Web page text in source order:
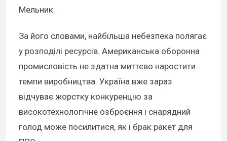
Мельник.
За його словами, найбільша небезпека полягає
у розподілі ресурсів. Американська оборонна
промисловість не здатна миттєво наростити
темпи виробництва. Україна вже зараз
відчуває жорстку конкуренцію за
високотехнологічне озброєння і снарядний
голод може посилитися, як і брак ракет для